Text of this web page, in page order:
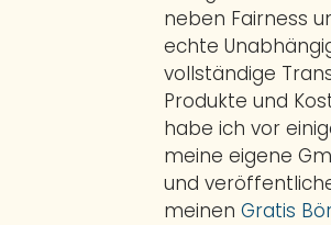
neben Fairness
echte
vollständige
Produkte und
habe ich vor
meine eigene
und
meinen Gratis